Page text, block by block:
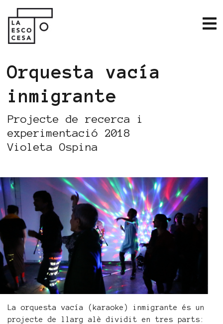
Orquesta vacía
inmigrante
Projecte de recerca i
experimentació 2018
Violeta Ospina
La orquesta vacía (karaoke) inmigrante és un
projecte de llarg alè dividit en tres parts: